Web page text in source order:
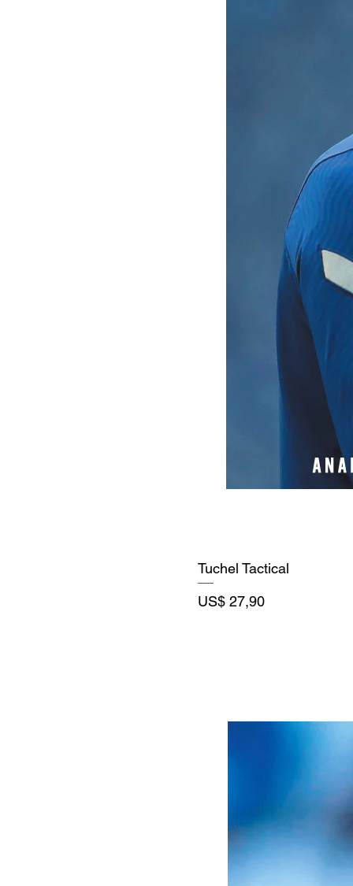
Tuchel Tactical
Precio
US$ 27,90